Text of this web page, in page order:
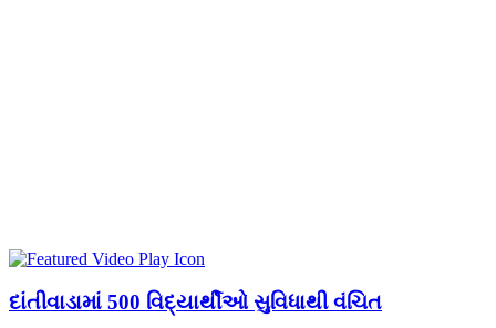
દાંતીવાડામાં 500 વિદ્યાર્થીઓ સુવિધાથી વંચિત